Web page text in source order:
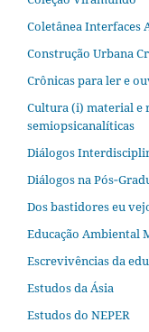
Coletânea Interfaces
Construção Urbana
Crônicas para ler e
Cultura (i) material e
semiopsicanalíticas
Diálogos
Diálogos na
Dos bastidores eu
Educação Ambiental
Escrevivências da
Estudos da Ásia​
Estudos do NEPER